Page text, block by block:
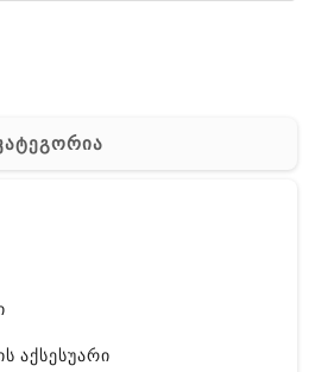
აქსესუარი